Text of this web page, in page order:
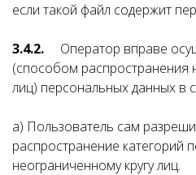
если такой файл содержит
3.4.2. Оператор вправе
(способом распространения
лиц) персональных данных в
а) Пользователь сам
распространение категорий
неограниченному кругу лиц.